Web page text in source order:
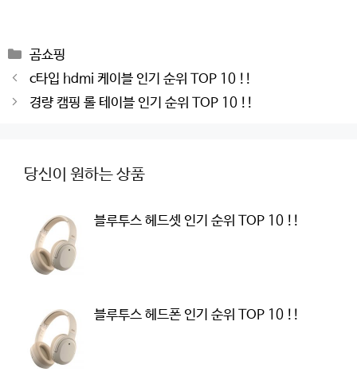
Categories
곰쇼핑
Post
navigation
c타입 hdmi 케이블 인기 순위 TOP 10 !!
경량 캠핑 롤 테이블 인기 순위 TOP 10 !!
당신이 원하는 상품
블루투스 헤드셋 인기 순위 TOP 10 !!
블루투스 헤드폰 인기 순위 TOP 10 !!